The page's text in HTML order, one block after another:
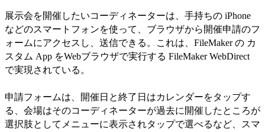
展示会を開催したいコーディネーターは、手持ちの iPhone
などのスマートフォンを使って、ブラウザから開催申請のフ
ォームにアクセスし、送信できる。これは、FileMaker の カ
スタム App をWebブラウザで実行する FileMaker WebDirect
で実現されている。
申請フォームは、開催日と終了日はカレンダーをタップす
る、会場はそのコーディネーターが過去に開催したところが
選択肢としてメニューに表示されタップで選べるなど、スマ